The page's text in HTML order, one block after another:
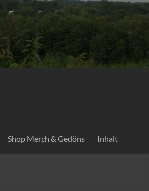
Shop Merch & Gedöns Inhalt